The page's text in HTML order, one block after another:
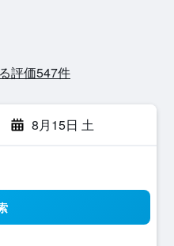
評価547​件
8月15日 土